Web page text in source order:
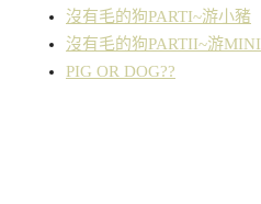
沒有毛的狗PARTI~游小豬
沒有毛的狗PARTII~游MINI
PIG OR DOG??